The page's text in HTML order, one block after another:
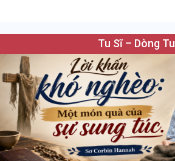
Tu Sĩ – Dòng Tu